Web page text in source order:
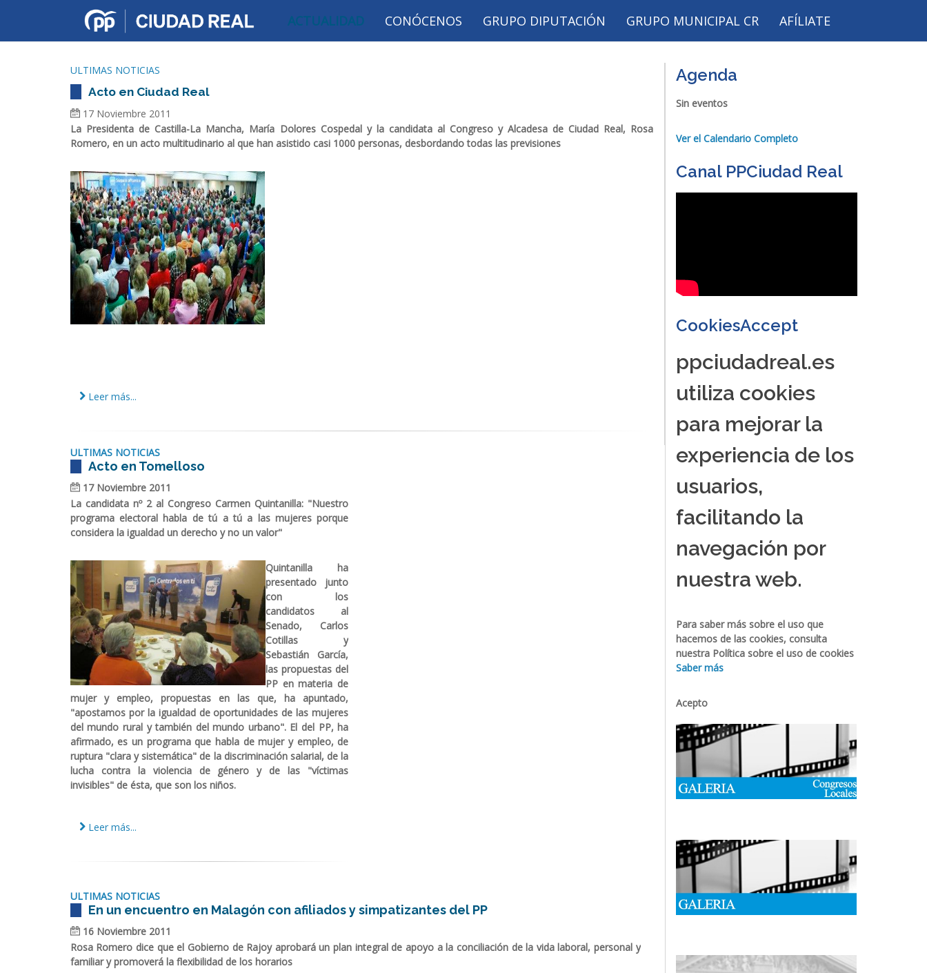
ACTUALIDAD CONÓCENOS GRUPO DIPUTACIÓN GRUPO MUNICIPAL CR AFÍLIATE
ULTIMAS NOTICIAS
Acto en Ciudad Real
17 Noviembre 2011
La Presidenta de Castilla-La Mancha, María Dolores Cospedal y la candidata al Congreso y Alcadesa de Ciudad Real, Rosa
Romero, en un acto multitudinario al que han asistido casi 1000 personas, desbordando todas las previsiones
Leer más...
ULTIMAS NOTICIAS
Acto en Tomelloso
17 Noviembre 2011
La candidata nº 2 al Congreso Carmen Quintanilla: "Nuestro
programa electoral habla de tú a tú a las mujeres porque
considera la igualdad un derecho y no un valor"
Quintanilla ha
presentado junto
con los
candidatos al
Senado, Carlos
Cotillas y
Sebastián García,
las propuestas del
PP en materia de
mujer y empleo, propuestas en las que, ha apuntado,
"apostamos por la igualdad de oportunidades de las mujeres
del mundo rural y también del mundo urbano". El del PP, ha
afirmado, es un programa que habla de mujer y empleo, de
ruptura "clara y sistemática" de la discriminación salarial, de la
lucha contra la violencia de género y de las "víctimas
invisibles" de ésta, que son los niños.
Leer más...
ULTIMAS NOTICIAS
En un encuentro en Malagón con afiliados y simpatizantes del PP
16 Noviembre 2011
Rosa Romero dice que el Gobierno de Rajoy aprobará un plan integral de apoyo a la conciliación de la vida laboral, personal y
familiar y promoverá la flexibilidad de los horarios
Agenda
Sin eventos
Ver el Calendario Completo
Canal PPCiudad Real
CookiesAccept
ppciudadreal.es
utiliza cookies
para mejorar la
experiencia de los
usuarios,
facilitando la
navegación por
nuestra web.
Para saber más sobre el uso que
hacemos de las cookies, consulta
nuestra Política sobre el uso de cookies
Saber más
Acepto